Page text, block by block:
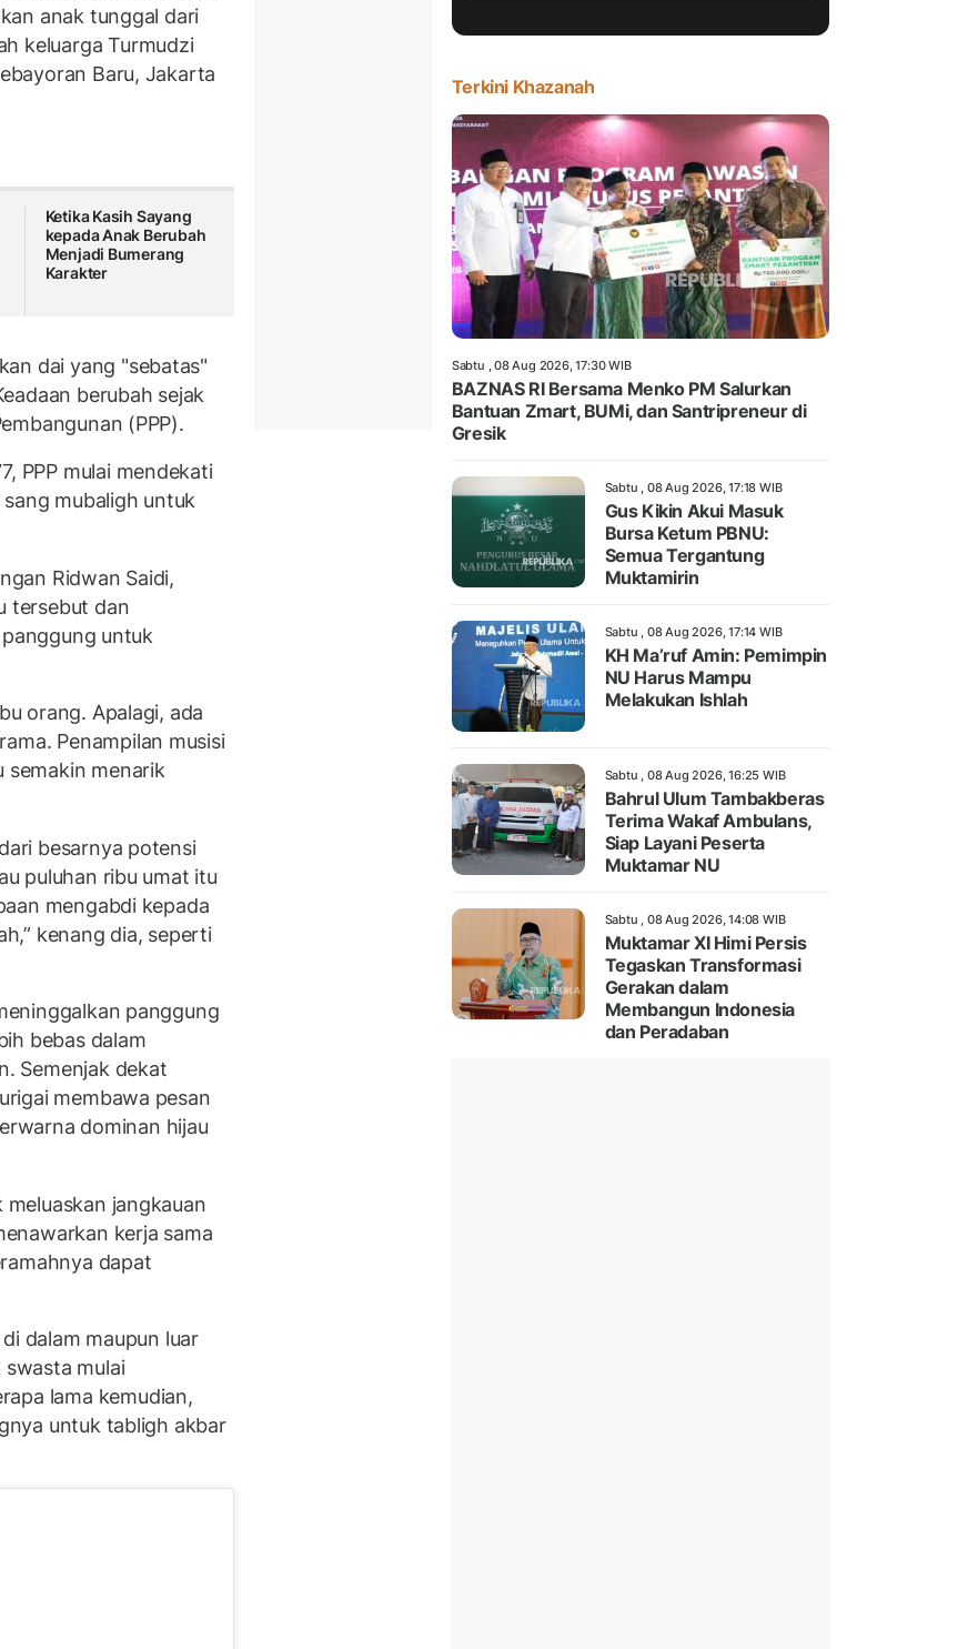
anak tunggal dari
keluarga Turmudzi
Baru, Jakarta
Ketika Kasih Sayang
kepada Anak Berubah
Menjadi Bumerang
Karakter
dai yang "sebatas"
berubah sejak
(PPP).
PPP mulai mendekati
mubaligh untuk
Ridwan Saidi,
tersebut dan
untuk
orang. Apalagi, ada
Penampilan musisi
semakin menarik
besarnya potensi
puluhan ribu umat itu
mengabdi kepada
kenang dia, seperti
panggung
bebas dalam
Semenjak dekat
membawa pesan
dominan hijau
jangkauan
kerja sama
dapat
dalam maupun luar
mulai
lama kemudian,
untuk tabligh akbar
Terkini Khazanah
Sabtu , 08 Aug 2026, 17:30 WIB
BAZNAS RI Bersama Menko PM Salurkan
Bantuan Zmart, BUMi, dan Santripreneur di
Gresik
Sabtu , 08 Aug 2026, 17:18 WIB
Gus Kikin Akui Masuk
Bursa Ketum PBNU:
Semua Tergantung
Muktamirin
Sabtu , 08 Aug 2026, 17:14 WIB
KH Ma’ruf Amin: Pemimpin
NU Harus Mampu
Melakukan Ishlah
Sabtu , 08 Aug 2026, 16:25 WIB
Bahrul Ulum Tambakberas
Terima Wakaf Ambulans,
Siap Layani Peserta
Muktamar NU
Sabtu , 08 Aug 2026, 14:08 WIB
Muktamar XI Himi Persis
Tegaskan Transformasi
Gerakan dalam
Membangun Indonesia
dan Peradaban